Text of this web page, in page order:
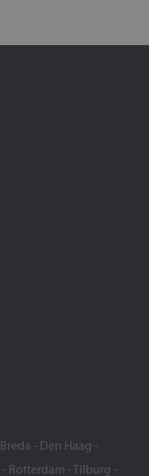
Breda - Den Haag -
- Rotterdam -Tilburg -